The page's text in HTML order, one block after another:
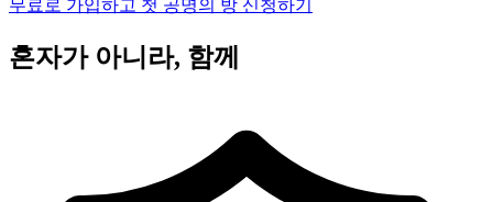
무료로 가입하고 첫 공명의 방 신청하기
혼자가 아니라, 함께